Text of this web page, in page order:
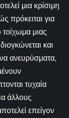
μια κρίσιμη
πρόκειται για
μιας
και
ανευρύσματα,
τυχαία
άλλους
επείγον